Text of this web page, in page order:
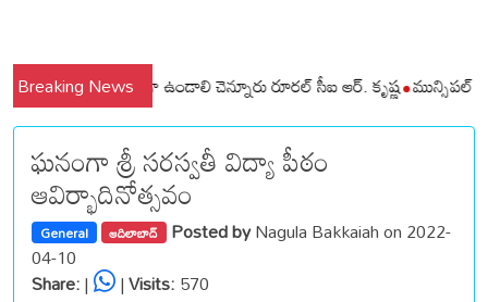
Breaking News
అప్రమత్తంగా ఉండాలి చెన్నూరు రూరల్ సీఐ ఆర్. కృష్ణ మున్సిపల్
ఘనంగా శ్రీ సరస్వతీ విద్యా పీఠం
ఆవిర్భాదినోత్సవం
General ఆదిలాబాద్ Posted byNagula Bakkaiah on 2022-
04-10
Share:| |Visits:570